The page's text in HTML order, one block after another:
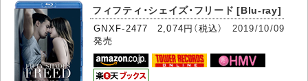
フィフティ・シェイズ・フリード [Blu-ray]
GNXF-2477 2,074円（税込） 2019/10/09
発売